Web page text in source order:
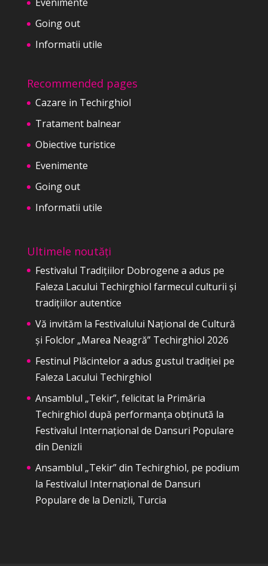
Evenimente
Going out
Informatii utile
Recommended pages
Cazare in Techirghiol
Tratament balnear
Obiective turistice
Evenimente
Going out
Informatii utile
Ultimele noutăți
Festivalul Tradițiilor Dobrogene a adus pe
Faleza Lacului Techirghiol farmecul culturii și
tradițiilor autentice
Vă invităm la Festivalului Național de Cultură
și Folclor „Marea Neagră” Techirghiol 2026
Festinul Plăcintelor a adus gustul tradiției pe
Faleza Lacului Techirghiol
Ansamblul „Tekir”, felicitat la Primăria
Techirghiol după performanța obținută la
Festivalul Internațional de Dansuri Populare
din Denizli
Ansamblul „Tekir” din Techirghiol, pe podium
la Festivalul Internațional de Dansuri
Populare de la Denizli, Turcia